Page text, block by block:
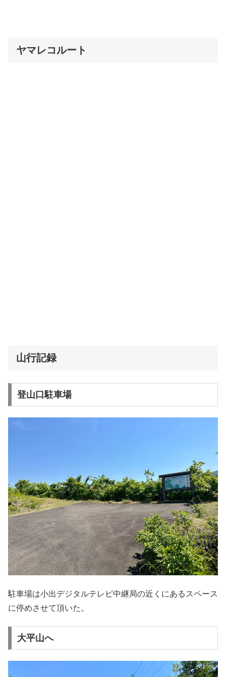
ヤマレコルート
山行記録
登山口駐車場
駐車場は小出デジタルテレビ中継局の近くにあるスペース
に停めさせて頂いた。
大平山へ